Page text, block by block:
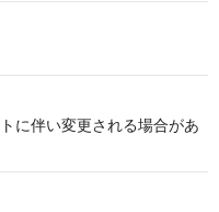
に伴い変更される場合があ